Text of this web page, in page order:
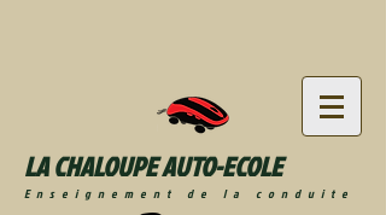
LA CHALOUPE AUTO-ECOLE
Enseignement de la conduite